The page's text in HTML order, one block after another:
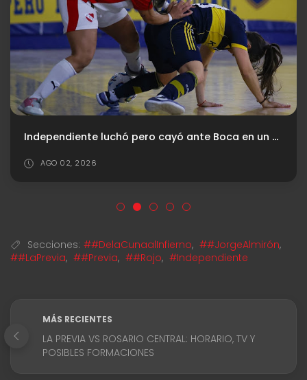
Independiente luchó pero cayó ante Boca en un partidazo repleto de goles
AGO 02, 2026
Secciones: ##DelaCunaalInfierno, ##JorgeAlmirón,
##LaPrevia, ##Previa, ##Rojo, #Independiente
MÁS RECIENTES
LA PREVIA VS ROSARIO CENTRAL: HORARIO, TV Y
POSIBLES FORMACIONES